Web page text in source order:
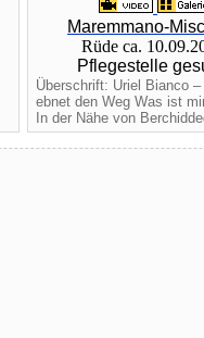
Maremmano-
Rüde ca.
Pflegestelle
Überschrift: Uriel Bianco –
ebnet den Weg Was ist
In der Nähe von